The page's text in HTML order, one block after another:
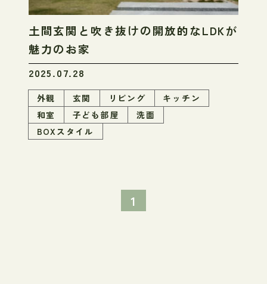
2025.07.28
土間玄関と吹き抜けの開放的なLDKが
魅力のお家
外観 玄関 リビング
キッチン
和室
子ども部屋
洗面
BOXスタイル
1